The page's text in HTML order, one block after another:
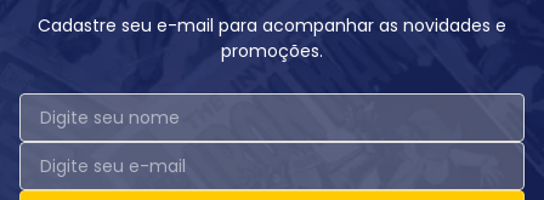
Cadastre seu e-mail para acompanhar as novidades e
promoções.